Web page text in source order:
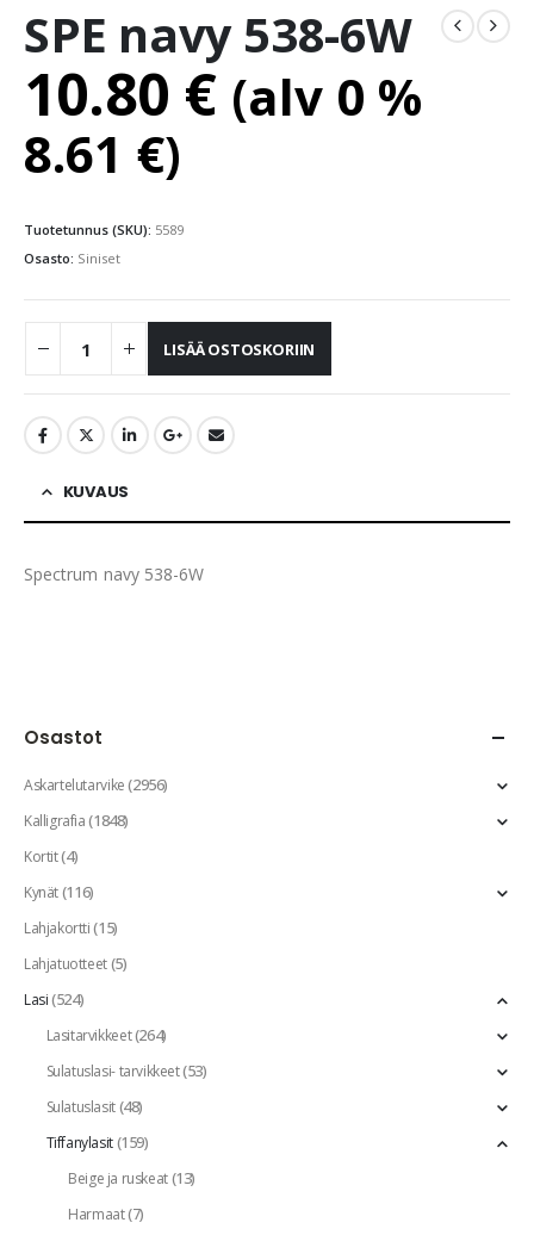
SPE navy 538-6W
10.80 € (alv 0 %
8.61 €)
Tuotetunnus (SKU): 5589
Osasto: Siniset
LISÄÄ OSTOSKORIIN
KUVAUS
Spectrum navy 538-6W
Osastot
Askartelutarvike(2956)
Kalligrafia(1848)
Kortit(4)
Kynät(116)
Lahjakortti(15)
Lahjatuotteet(5)
Lasi(524)
Lasitarvikkeet(264)
Sulatuslasi- tarvikkeet(53)
Sulatuslasit(48)
Tiffanylasit(159)
Beige ja ruskeat(13)
Harmaat(7)